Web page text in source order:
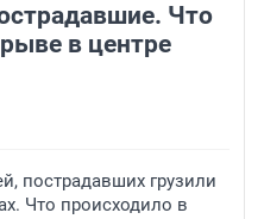
Что
в центре
пострадавших грузили
Что происходило в